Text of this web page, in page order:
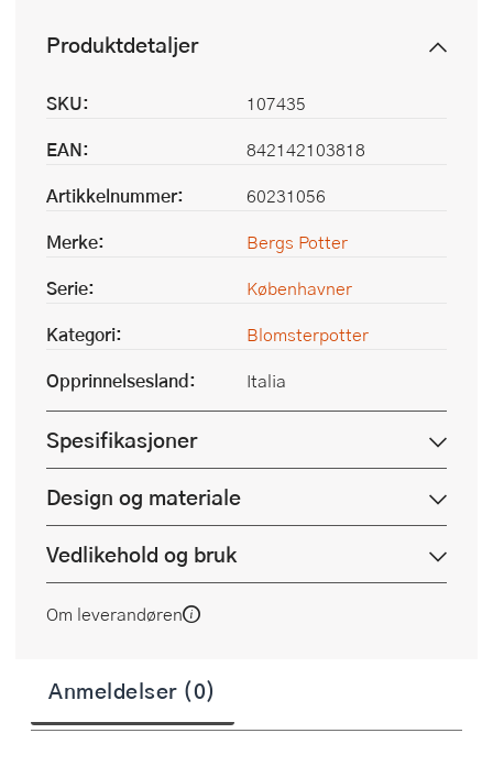
Produktdetaljer
SKU:
107435
EAN:
842142103818
Artikkelnummer:
60231056
Merke:
Bergs Potter
Serie:
Københavner
Kategori:
Blomsterpotter
Opprinnelsesland:
Italia
Spesifikasjoner
Design og materiale
Vedlikehold og bruk
Om leverandøren
Anmeldelser (0)